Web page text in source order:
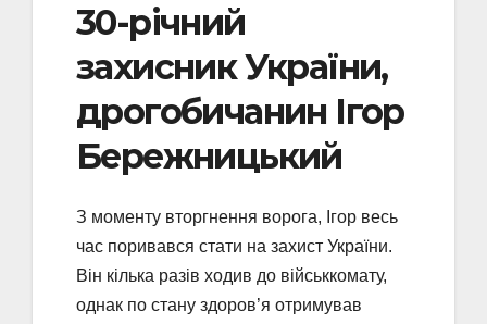
30-річний
захисник України,
дрогобичанин Ігор
Бережницький
З моменту вторгнення ворога, Ігор весь
час поривався стати на захист України.
Він кілька разів ходив до військкомату,
однак по стану здоров’я отримував